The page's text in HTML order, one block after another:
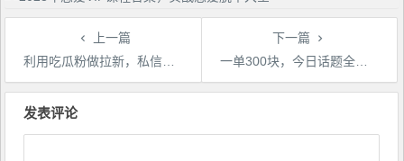
上一篇
利用吃瓜粉做拉新，私信爆炸日入1000+赚到爽是怎么做到的【揭秘】
下一篇
一单300块，今日话题全新玩法，无需剪辑配音，无脑搬运，一部手机接广告月入过万【揭秘】
文
发表评论